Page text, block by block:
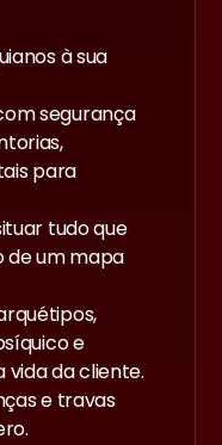
à sua
segurança
para
tudo que
de um mapa
e
vida da cliente.
e travas